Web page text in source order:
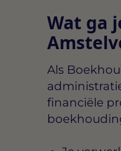
Wat ga
Als
financiële